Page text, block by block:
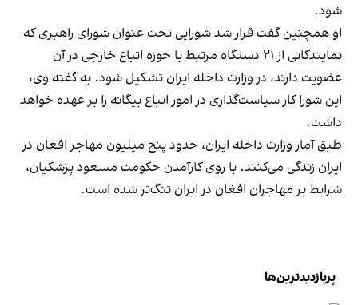
شود.
او همچنین گفت قرار شد شورایی تحت عنوان شورای راهبری که
نمایندگانی از ۲۱ دستگاه مرتبط با حوزه اتباع خارجی در آن
عضویت دارند، در وزارت داخله ایران تشکیل شود. به گفته وی،
این شورا کار سیاست‌گذاری در امور اتباع بیگانه را بر عهده خواهد
داشت.
طبق آمار وزارت داخله ایران، حدود پنج میلیون مهاجر افغان در
ایران زندگی می‌کنند. با روی کارآمدن حکومت مسعود پزشکیان،
شرایط بر مهاجران افغان در ایران تنگ‌تر شده است.
پربازدیدترین‌ها